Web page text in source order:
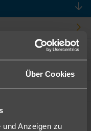
Über Cookies
Anzeigen zu